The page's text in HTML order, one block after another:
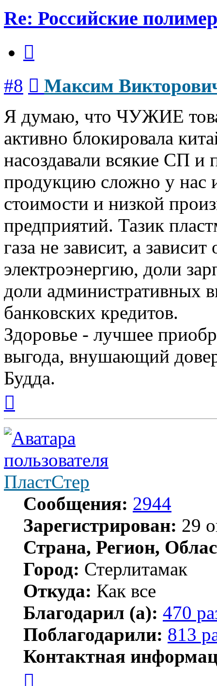
Re: Российские
#8
Максим
Я думаю, что ЧУЖИЕ
активно блокировала
насоздавали всякие СП и
продукцию сложно у нас
стоимости и низкой
предприятий. Тазик
газа не зависит, а
электроэнергию, доли
доли административных
банковских кредитов.
Здоровье - лучшее
выгода, внушающий
Будда.
началу
ПластСтер
Сообщения: 2944
Зарегистрирован: 29
Страна, Регион,
Город: Стерлитамак
Откуда: Как все
Благодарил (а): 470
Поблагодарили: 813
Контактная